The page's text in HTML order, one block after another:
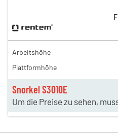
Snorkel S3010E
Um die Preise zu sehen,
Arbeitshöhe
Plattformhöhe